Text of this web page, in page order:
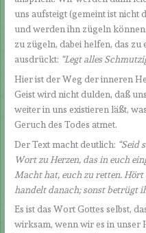
uns aufsteigt (gemeint ist nicht
und werden ihn zügeln
zu zügeln, dabei helfen, das
ausdrückt: “Legt alles
Hier ist der Weg der inneren
Geist wird nicht dulden, daß
weiter in uns existieren läßt,
Geruch des Todes atmet.
Der Text macht deutlich: “Seid
Wort zu Herzen, das in euch
Macht hat, euch zu retten.
handelt danach; sonst betrügt
Es ist das Wort Gottes selbst,
wirksam, wenn wir es in unser